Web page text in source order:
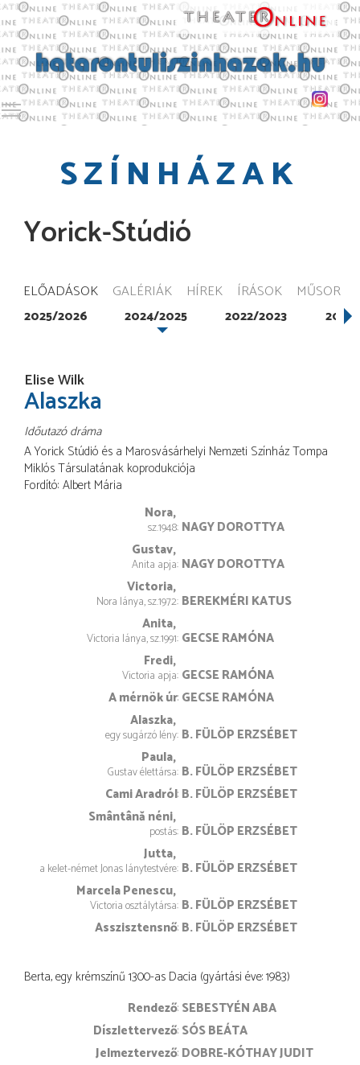
Toggle main menu visibility
SZÍNHÁZAK
Yorick-Stúdió
ELŐADÁSOK GALÉRIÁK HÍREK ÍRÁSOK MŰSOR
2025/2026 2024/2025 2022/2023
Elise Wilk
Alaszka
Időutazó dráma
A Yorick Stúdió és a Marosvásárhelyi Nemzeti Színház Tompa
Miklós Társulatának koprodukciója
Fordító Albert Mária
Nora
sz.1948 NAGY DOROTTYA
Gustav
Anita apja NAGY DOROTTYA
Victoria
Nora lánya, sz.1972 BEREKMÉRI KATUS
Anita
Victoria lánya, sz.1991 GECSE RAMÓNA
Fredi
Victoria apja GECSE RAMÓNA
A mérnök úr GECSE RAMÓNA
Alaszka
egy sugárzó lény B. FÜLÖP ERZSÉBET
Paula
Gustav élettársa B. FÜLÖP ERZSÉBET
Cami Aradról B. FÜLÖP ERZSÉBET
Smântână néni
postás B. FÜLÖP ERZSÉBET
Jutta
a kelet-német Jonas lánytestvére B. FÜLÖP ERZSÉBET
Marcela Penescu
Victoria osztálytársa B. FÜLÖP ERZSÉBET
Asszisztensnő B. FÜLÖP ERZSÉBET
Berta, egy krémszínű 1300-as Dacia (gyártási éve: 1983)
rendező SEBESTYÉN ABA
díszlettervező SÓS BEÁTA
jelmeztervező DOBRE-KÓTHAY JUDIT